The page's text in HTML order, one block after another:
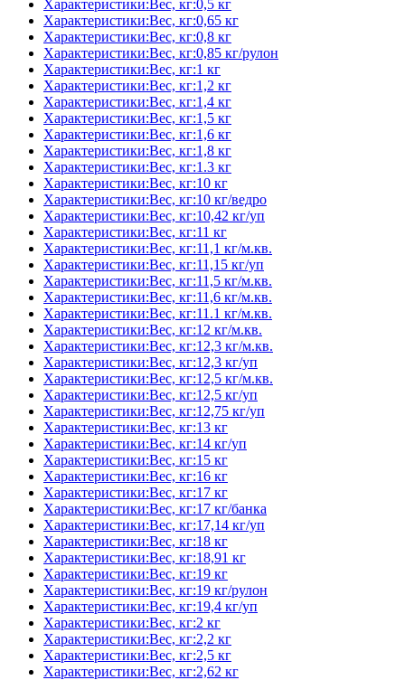
Характеристики:Вес, кг:0,5 кг
Характеристики:Вес, кг:0,65 кг
Характеристики:Вес, кг:0,8 кг
Характеристики:Вес, кг:0,85 кг/рулон
Характеристики:Вес, кг:1 кг
Характеристики:Вес, кг:1,2 кг
Характеристики:Вес, кг:1,4 кг
Характеристики:Вес, кг:1,5 кг
Характеристики:Вес, кг:1,6 кг
Характеристики:Вес, кг:1,8 кг
Характеристики:Вес, кг:1.3 кг
Характеристики:Вес, кг:10 кг
Характеристики:Вес, кг:10 кг/ведро
Характеристики:Вес, кг:10,42 кг/уп
Характеристики:Вес, кг:11 кг
Характеристики:Вес, кг:11,1 кг/м.кв.
Характеристики:Вес, кг:11,15 кг/уп
Характеристики:Вес, кг:11,5 кг/м.кв.
Характеристики:Вес, кг:11,6 кг/м.кв.
Характеристики:Вес, кг:11.1 кг/м.кв.
Характеристики:Вес, кг:12 кг/м.кв.
Характеристики:Вес, кг:12,3 кг/м.кв.
Характеристики:Вес, кг:12,3 кг/уп
Характеристики:Вес, кг:12,5 кг/м.кв.
Характеристики:Вес, кг:12,5 кг/уп
Характеристики:Вес, кг:12,75 кг/уп
Характеристики:Вес, кг:13 кг
Характеристики:Вес, кг:14 кг/уп
Характеристики:Вес, кг:15 кг
Характеристики:Вес, кг:16 кг
Характеристики:Вес, кг:17 кг
Характеристики:Вес, кг:17 кг/банка
Характеристики:Вес, кг:17,14 кг/уп
Характеристики:Вес, кг:18 кг
Характеристики:Вес, кг:18,91 кг
Характеристики:Вес, кг:19 кг
Характеристики:Вес, кг:19 кг/рулон
Характеристики:Вес, кг:19,4 кг/уп
Характеристики:Вес, кг:2 кг
Характеристики:Вес, кг:2,2 кг
Характеристики:Вес, кг:2,5 кг
Характеристики:Вес, кг:2,62 кг